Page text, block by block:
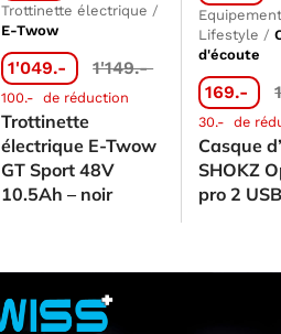
Trottinette électrique /
E-Twow
1'049.- 1'149.-
100.- de réduction
Trottinette
électrique E-Twow
GT Sport 48V
10.5Ah – noir
Lifestyle /
d'écoute
169.-
30.- de
Casque
SHOKZ
pro 2